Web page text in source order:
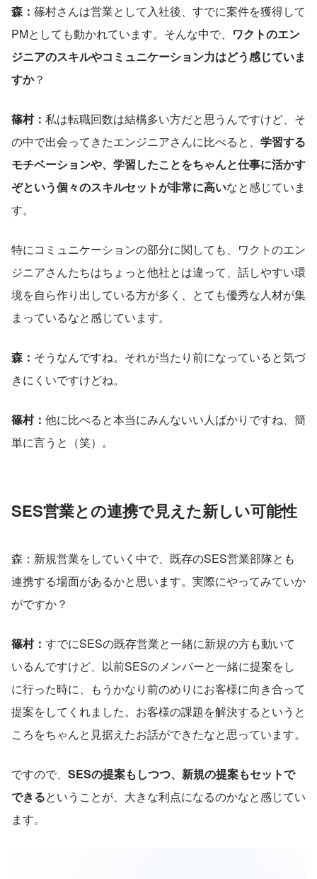
森： 篠村さんは営業として入社後、すでに案件を獲得して
PMとしても動かれています。そんな中で、 ワクトのエン
ジニアのスキルやコミュニケーション力はどう感じていま
すか？
篠村： 私は転職回数は結構多い方だと思うんですけど、そ
の中で出会ってきたエンジニアさんに比べると、 学習する
モチベーションや、学習したことをちゃんと仕事に活かす
ぞという個々のスキルセットが非常に高いなと感じていま
す。
特にコミュニケーションの部分に関しても、ワクトのエン
ジニアさんたちはちょっと他社とは違って、話しやすい環
境を自ら作り出している方が多く、とても優秀な人材が集
まっているなと感じています。
森： そうなんですね。それが当たり前になっていると気づ
きにくいですけどね。
篠村： 他に比べると本当にみんないい人ばかりですね、簡
単に言うと（笑）。
SES営業との連携で見えた新しい可能性
森：新規営業をしていく中で、既存のSES営業部隊とも
連携する場面があるかと思います。実際にやってみていか
がですか？
篠村： すでにSESの既存営業と一緒に新規の方も動いて
いるんですけど、以前SESのメンバーと一緒に提案をし
に行った時に、もうかなり前のめりにお客様に向き合って
提案をしてくれました。お客様の課題を解決するというと
ころをちゃんと見据えたお話ができたなと思っています。
ですので、 SESの提案もしつつ、新規の提案もセットで
できるということが、大きな利点になるのかなと感じてい
ます。